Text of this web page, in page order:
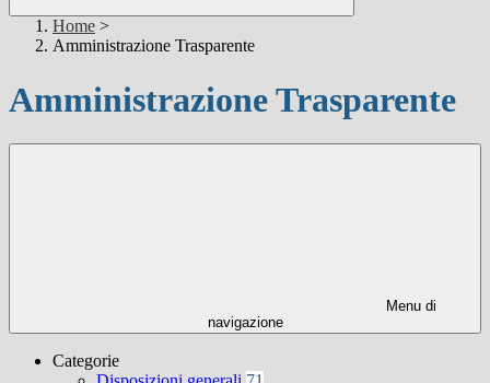
Home >
Amministrazione Trasparente
Amministrazione Trasparente
Menu di
navigazione
Categorie